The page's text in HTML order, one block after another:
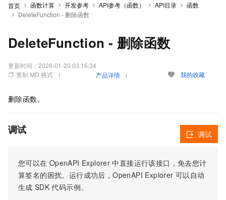
首页 函数计算 开发参考 API参考（函数） API目录
函数
DeleteFunction - 删除函数
DeleteFunction - 删除函数
更新时间： 2026-01-20 03:16:34
复制 MD 格式
产品详情 我的收藏
删除函数。
调试
您可以在 OpenAPI Explorer 中直接运行该接口，免去您计
算签名的困扰。运行成功后，OpenAPI Explorer 可以自动
生成 SDK 代码示例。
调试